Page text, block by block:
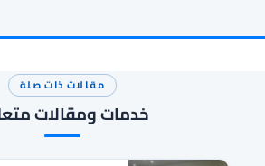
مقالات ذات صلة
خدمات ومقالات